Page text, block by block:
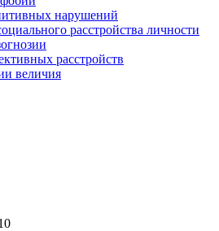
нарушений
расстройства личности
расстройств
величия